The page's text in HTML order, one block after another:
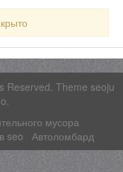
Reserved. Theme seoju
.
мусора
seo
Автоломбард